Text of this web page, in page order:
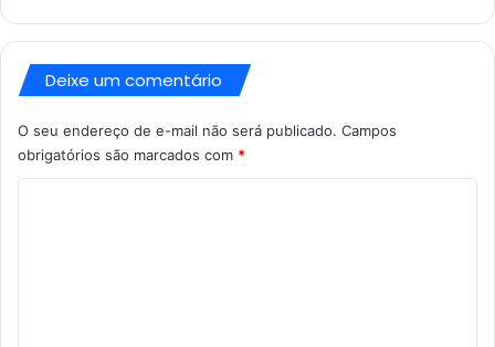
Deixe um comentário
O seu endereço de e-mail não será publicado. Campos
obrigatórios são marcados com *